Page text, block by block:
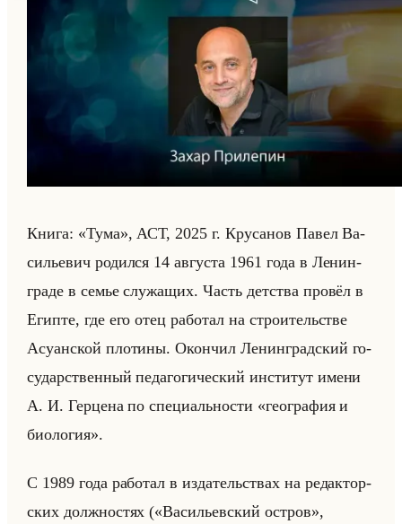
Книга: «Тума», АСТ, 2025 г. Кру­са­нов Павел Ва­
си­лье­вич ро­дил­ся 14 ав­гу­ста 1961 года в Ле­нин­
гра­де в семье слу­жа­щих. Часть дет­ства про­вёл в
Егип­те, где его отец ра­бо­тал на стро­ительстве
Асу­ан­ской пло­ти­ны. Окон­чил Ле­нин­град­ский го­
су­дар­ствен­ный пе­да­го­ги­че­ский ин­сти­тут имени
А. И. Гер­це­на по спе­ци­ально­сти «география и
биология».
С 1989 года ра­бо­тал в из­да­тельствах на ре­дак­тор­
ских долж­но­стях («Васильевский остров»,